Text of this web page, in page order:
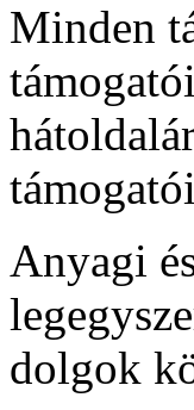
Minden
Anyagi
dolgok